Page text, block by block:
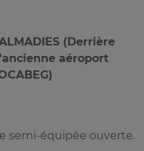
(Derrière
aéroport
semi-équipée ouverte.